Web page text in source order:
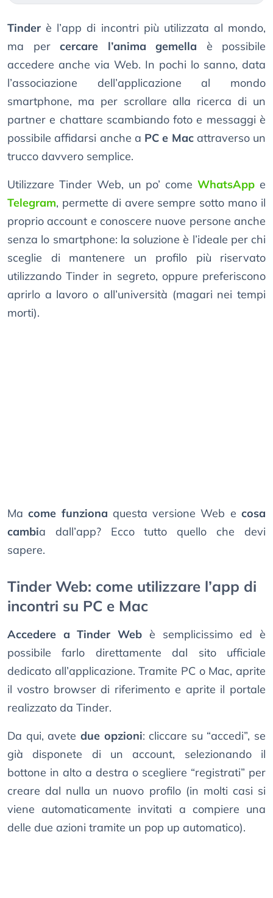
Tinder è l’app di incontri più utilizzata al mondo,
ma per cercare l’anima gemella è possibile
accedere anche via Web. In pochi lo sanno, data
l’associazione dell’applicazione al mondo
smartphone, ma per scrollare alla ricerca di un
partner e chattare scambiando foto e messaggi è
possibile affidarsi anche a PC e Macattraverso un
trucco davvero semplice.
Utilizzare Tinder Web, un po’ comeWhatsApp e
Telegram, permette di avere sempre sotto mano il
proprio account e conoscere nuove persone anche
senza lo smartphone: la soluzione è l’ideale per chi
sceglie di mantenere un profilo più riservato
utilizzando Tinder in segreto, oppure preferiscono
aprirlo a lavoro o all’università (magari nei tempi
morti).
Macome funziona questa versione Web ecosa
cambia dall’app? Ecco tutto quello che devi
sapere.
Tinder Web: come utilizzare l’app di
incontri su PC e Mac
Accedere a Tinder Web è semplicissimo ed è
possibile farlo direttamente dal sito ufficiale
dedicato all’applicazione. Tramite PC o Mac, aprite
il vostro browser di riferimento e aprite il portale
realizzato da Tinder.
Da qui, avete due opzioni: cliccare su “accedi”, se
già disponete di un account, selezionando il
bottone in alto a destra o scegliere “registrati” per
creare dal nulla un nuovo profilo (in molti casi si
viene automaticamente invitati a compiere una
delle due azioni tramite un pop up automatico).